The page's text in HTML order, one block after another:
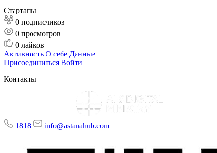
Стартапы
0 подписчиков
0 просмотров
0 лайков
Активность О себе Данные
Присоединиться Войти
Контакты
1818 info@astanahub.com